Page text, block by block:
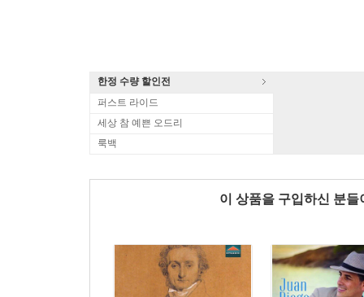
한정 수량 할인전
퍼스트 라이드
세상 참 예쁜 오드리
룩백
이 상품을 구입하신 분